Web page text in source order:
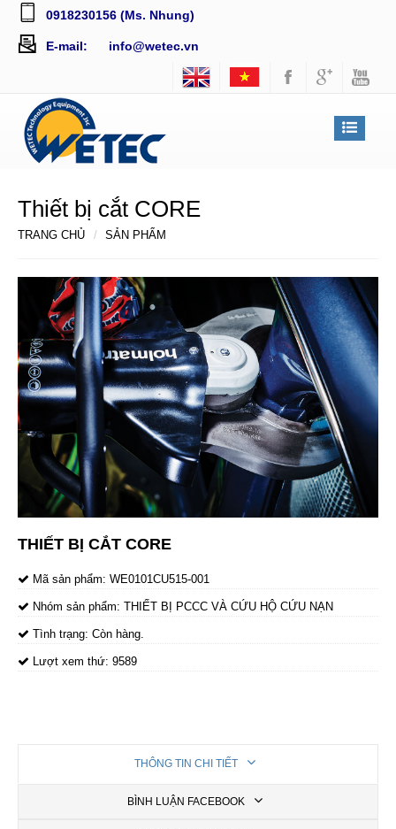
0918230156 (Ms. Nhung)
E-mail: info@wetec.vn
Thiết bị cắt CORE
TRANG CHỦ SẢN PHẨM
THIẾT BỊ CẮT CORE
Mã sản phẩm: WE0101CU515-001
Nhóm sản phẩm: THIẾT BỊ PCCC VÀ CỨU HỘ CỨU NẠN
Tình trạng: Còn hàng.
Lượt xem thứ: 9589
THÔNG TIN CHI TIẾT
BÌNH LUẬN FACEBOOK